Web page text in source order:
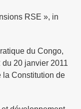
RSE », in
du Congo,
20 janvier 2011
la Constitution de